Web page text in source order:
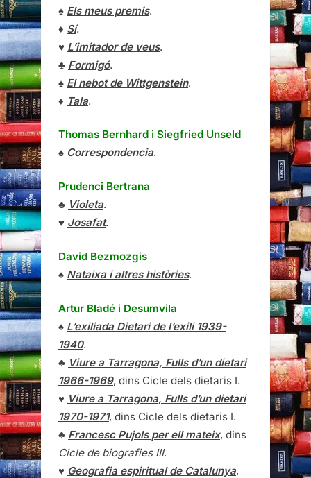
♠ Els meus premis.
♦ Sí.
♥ L’imitador de veus.
♣ Formigó.
♠ El nebot de Wittgenstein.
♦ Tala.
Thomas Bernhard i Siegfried Unseld
♠ Correspondencia.
Prudenci Bertrana
♣ Violeta.
♥ Josafat.
David Bezmozgis
♠ Nataixa i altres històries.
Artur Bladé i Desumvila
♠ L’exiliada Dietari de l’exili 1939-
1940.
♣ Viure a Tarragona, Fulls d’un dietari
1966-1969, dins Cicle dels dietaris I.
♥ Viure a Tarragona, Fulls d’un dietari
1970-1971, dins Cicle dels dietaris I.
♣ Francesc Pujols per ell mateix, dins
Cicle de biografies III.
♥ Geografia espiritual de Catalunya,